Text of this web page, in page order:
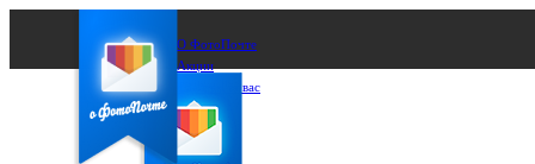
О ФотоПочте
Акции
Сделаем за вас
Бизнесу
FAQ
Франшиза